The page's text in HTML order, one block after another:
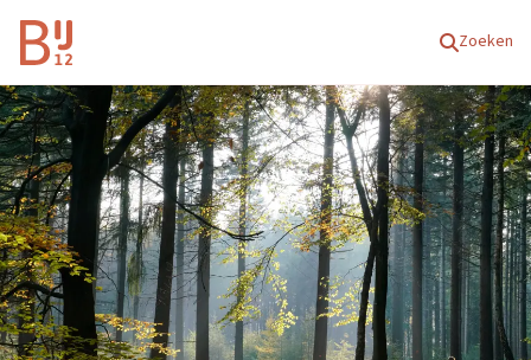
Homepagina Zoeken